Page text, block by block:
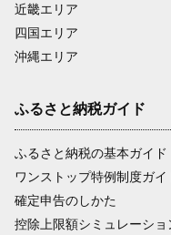
近畿エリア
四国エリア
沖縄エリア
ふるさと納税ガイド
ふるさと納税の基本ガイド
ワンストップ特例制度ガイ
確定申告のしかた
控除上限額シミュレーショ